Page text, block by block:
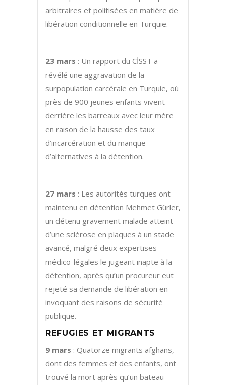
arbitraires et politisées en matière de
libération conditionnelle en Turquie.
23 mars : Un rapport du CİSST a
révélé une aggravation de la
surpopulation carcérale en Turquie, où
près de 900 jeunes enfants vivent
derrière les barreaux avec leur mère
en raison de la hausse des taux
d’incarcération et du manque
d’alternatives à la détention.
27 mars : Les autorités turques ont
maintenu en détention Mehmet Gürler,
un détenu gravement malade atteint
d’une sclérose en plaques à un stade
avancé, malgré deux expertises
médico-légales le jugeant inapte à la
détention, après qu’un procureur eut
rejeté sa demande de libération en
invoquant des raisons de sécurité
publique.
REFUGIES ET MIGRANTS
9 mars : Quatorze migrants afghans,
dont des femmes et des enfants, ont
trouvé la mort après qu’un bateau